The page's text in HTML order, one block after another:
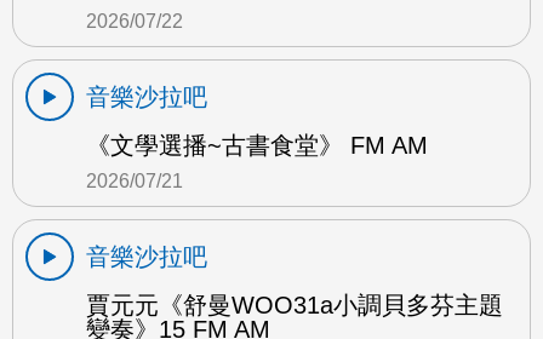
2026/07/22
音樂沙拉吧
《文學選播~古書食堂》 FM AM
2026/07/21
音樂沙拉吧
賈元元《舒曼WOO31a小調貝多芬主題
變奏》15 FM AM